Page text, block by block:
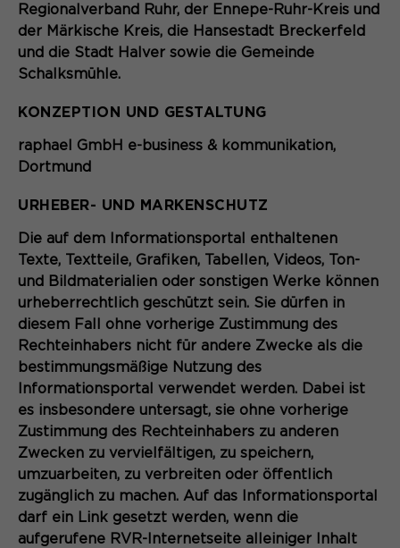
Regionalverband Ruhr, der Ennepe-Ruhr-Kreis und
der Märkische Kreis, die Hansestadt Breckerfeld
und die Stadt Halver sowie die Gemeinde
Schalksmühle.
KONZEPTION UND GESTALTUNG
raphael GmbH e-business & kommunikation,
Dortmund
URHEBER- UND MARKENSCHUTZ
Die auf dem Informationsportal
enthaltenen
Texte, Textteile, Grafiken, Tabellen, Videos, Ton-
und Bildmaterialien oder sonstigen Werke können
urheberrechtlich geschützt sein. Sie dürfen in
diesem Fall ohne vorherige Zustimmung des
Rechteinhabers nicht für andere Zwecke als die
bestimmungsmäßige Nutzung des
Informationsportal verwendet werden. Dabei ist
es insbesondere untersagt, sie ohne vorherige
Zustimmung des Rechteinhabers zu anderen
Zwecken zu vervielfältigen, zu speichern,
umzuarbeiten, zu verbreiten oder öffentlich
zugänglich zu machen. Auf das Informationsportal
darf ein Link gesetzt werden, wenn die
aufgerufene RVR-Internetseite alleiniger Inhalt
Zweck
Website angenehm und flüssig wird:
Sie ermöglichen es der Website, Sie
zu erkennen und somit Ihre Sitzung
geschlossenen Bereich die Benutzer-
"hash-Wert") zum entsprechenden
Anbieter Ende der Sitzung
Laufzeit Ende der Sitzung
Zweck
PHPs Standard Sitzungs Identifikation
(nur für Administratoren relevant).
Name be_typo_user
Anbieter TYPO3
Laufzeit Ende der Sitzung
Anbieter Matomo
Laufzeit 13 Monate
Laufzeit 30 Minuten
Zweck
Speichert vorübergehend Daten der
aktuellen Sitzung.
Name _pk_ref.*
Anbieter Matomo
Laufzeit 6 Monate
Zweck Speichert die Herkunft des Besuchers.